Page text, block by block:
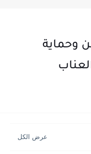
عون أمن وحماية